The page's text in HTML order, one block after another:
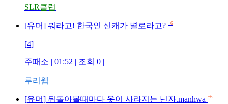
SLR클럽
[유머] 뭐라고! 한국인 신캐가 별로라고? +6
[4]
주때소 | 01:52 | 조회 0 |
루리웹
[유머] 뒤돌아볼때마다 옷이 사라지는 닌자.manhwa +6